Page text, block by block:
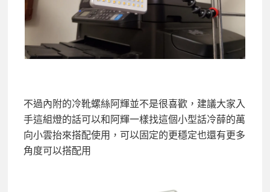
不過內附的冷靴螺絲阿輝並不是很喜歡，建議大家入
手這組燈的話可以和阿輝一樣找這個小型話冷薛的萬
向小雲抬來搭配使用，可以固定的更穩定也還有更多
角度可以搭配用